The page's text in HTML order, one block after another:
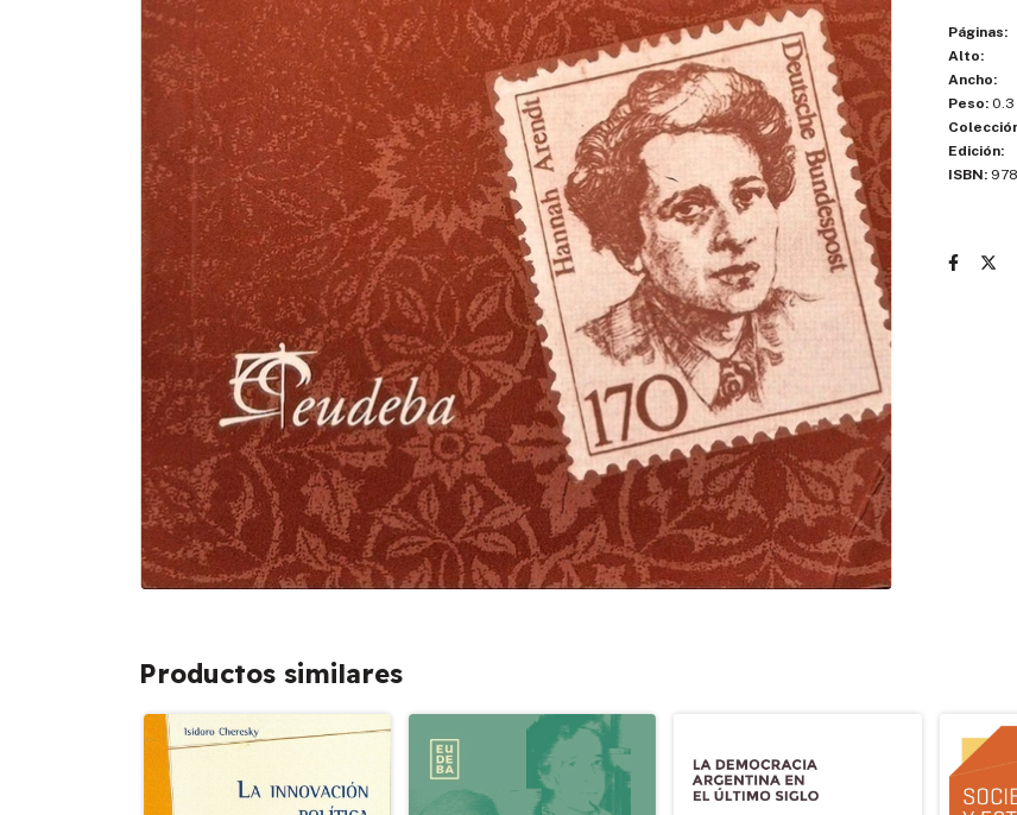
Páginas:
Alto:
Ancho:
Peso:
Edición:
ISBN:
Productos similares